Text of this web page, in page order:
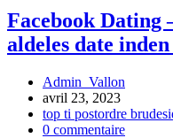
Facebook Dating
aldeles date
Auteur/autrice
de
la
publication :
Admin_Vallon
Publication
publiée :
avril 23, 2023
Post
category:
top ti postordre
Commentaires
0 commentaire